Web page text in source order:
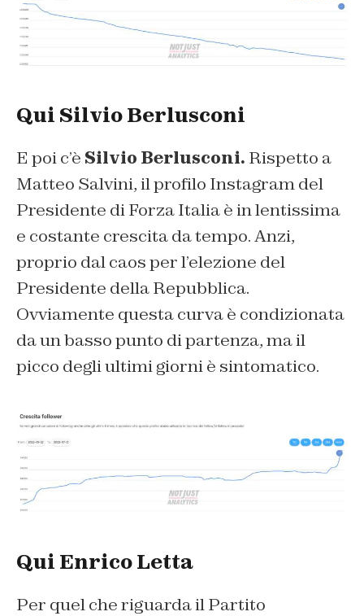
Qui Silvio Berlusconi
E poi c’è Silvio Berlusconi. Rispetto a
Matteo Salvini, il profilo Instagram del
Presidente di Forza Italia è in lentissima
e costante crescita da tempo. Anzi,
proprio dal caos per l’elezione del
Presidente della Repubblica.
Ovviamente questa curva è condizionata
da un basso punto di partenza, ma il
picco degli ultimi giorni è sintomatico.
Qui Enrico Letta
Per quel che riguarda il Partito